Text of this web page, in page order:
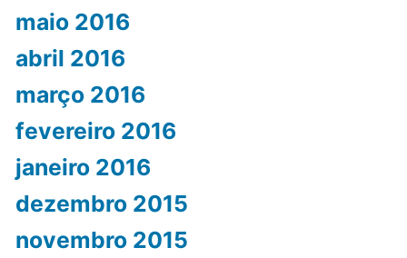
maio 2016
abril 2016
março 2016
fevereiro 2016
janeiro 2016
dezembro 2015
novembro 2015